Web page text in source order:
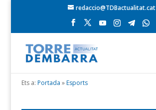
redaccio@TDBactualitat.cat
Ets a: Portada »Esports